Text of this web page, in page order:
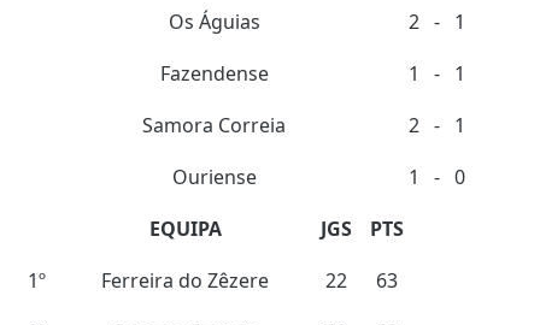
Os Águias
2 - 1
Fazendense
1 - 1
Samora Correia
2 - 1
Ouriense
1 - 0
EQUIPA
JGS
PTS
1º
Ferreira do Zêzere 22
63